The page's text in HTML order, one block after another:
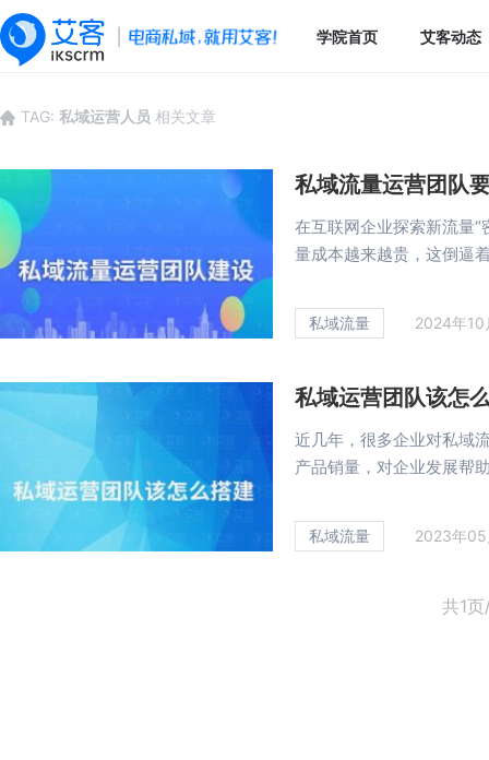
学院首页 艾客动态
TAG: 私域运营人员 相关文章
私域流量运营团队
在互联网企业探索新流量
量成本越来越贵，这倒逼
私域流量 2024年
私域运营团队该怎
近几年，很多企业对私域
产品销量，对企业发展帮
私域流量 2023年
共1